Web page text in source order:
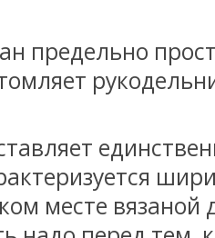
предельно
месте вязаной